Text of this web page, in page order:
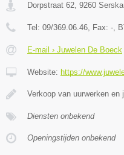
Dorpstraat 62, 9260
Tel: 09/369.06.46, Fax: -,
E-mail › Juwelen De Boeck
Website: https://
Verkoop van uurwerken en
Diensten onbekend
Openingstijden onbekend